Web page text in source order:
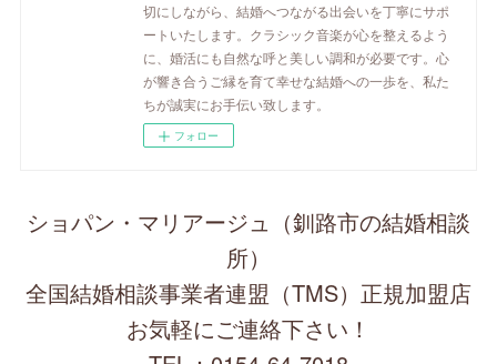
切にしながら、結婚へつながる出会いを丁寧にサポ
ートいたします。クラシック音楽が心を整えるよう
に、婚活にも自然な呼と美しい調和が必要です。心
が響き合うご縁を育て幸せな結婚への一歩を、私た
ちが誠実にお手伝い致します。
フォロー
ショパン・マリアージュ（釧路市の結婚相談
所）
全国結婚相談事業者連盟（TMS）正規加盟店
お気軽にご連絡下さい！